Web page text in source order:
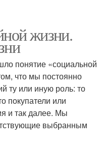
жизни.
понятие «социальной
что мы постоянно
ту или иную роль: то
покупатели или
и так далее. Мы
выбранным